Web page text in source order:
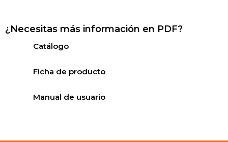
¿Necesitas más información en PDF?
Catálogo
Ficha de producto
Manual de usuario